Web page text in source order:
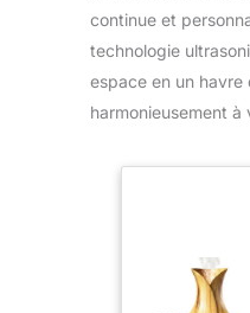
continue et
technologie
espace en un havre
harmonieusement